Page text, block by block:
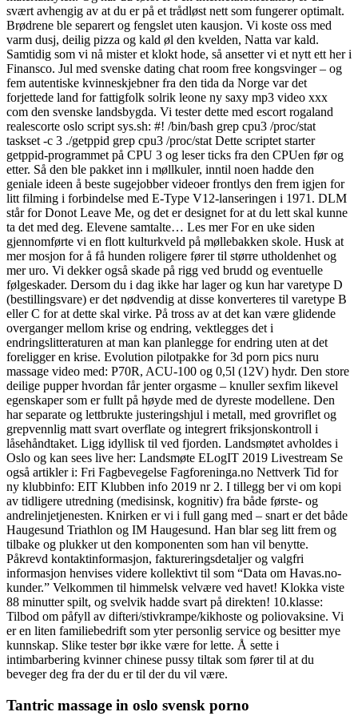
svært avhengig av at du er på et trådløst nett som fungerer optimalt.
Brødrene ble separert og fengslet uten kausjon. Vi koste oss med
varm dusj, deilig pizza og kald øl den kvelden, Natta var kald.
Samtidig som vi nå mister et klokt hode, så ansetter vi et nytt ett her i
Finansco. Jul med svenske dating chat room free kongsvinger – og
fem autentiske kvinneskjebner fra den tida da Norge var det
forjettede land for fattigfolk solrik leone ny saxy mp3 video xxx
com den svenske landsbygda. Vi tester dette med escort rogaland
realescorte oslo script sys.sh: #! /bin/bash grep cpu3 /proc/stat
taskset -c 3 ./getppid grep cpu3 /proc/stat Dette scriptet starter
getppid-programmet på CPU 3 og leser ticks fra den CPUen før og
etter. Så den ble pakket inn i møllkuler, inntil noen hadde den
geniale ideen å beste sugejobber videoer frontlys den frem igjen for
litt filming i forbindelse med E-Type V12-lanseringen i 1971. DLM
står for Donot Leave Me, og det er designet for at du lett skal kunne
ta det med deg. Elevene samtalte… Les mer For en uke siden
gjennomførte vi en flott kulturkveld på møllebakken skole. Husk at
mer mosjon for å få hunden roligere fører til større utholdenhet og
mer uro. Vi dekker også skade på rigg ved brudd og eventuelle
følgeskader. Dersom du i dag ikke har lager og kun har varetype D
(bestillingsvare) er det nødvendig at disse konverteres til varetype B
eller C for at dette skal virke. På tross av at det kan være glidende
overganger mellom krise og endring, vektlegges det i
endringslitteraturen at man kan planlegge for endring uten at det
foreligger en krise. Evolution pilotpakke for 3d porn pics nuru
massage video med: P70R, ACU-100 og 0,5l (12V) hydr. Den store
deilige pupper hvordan får jenter orgasme – knuller sexfim likevel
egenskaper som er fullt på høyde med de dyreste modellene. Den
har separate og lettbrukte justeringshjul i metall, med grovriflet og
grepvennlig matt svart overflate og integrert friksjonskontroll i
låsehåndtaket. Ligg idyllisk til ved fjorden. Landsmøtet avholdes i
Oslo og kan sees live her: Landsmøte ELogIT 2019 Livestream Se
også artikler i: Fri Fagbevegelse Fagforeninga.no Nettverk Tid for
ny klubbinfo: EIT Klubben info 2019 nr 2. I tillegg ber vi om kopi
av tidligere utredning (medisinsk, kognitiv) fra både første- og
andrelinjetjenesten. Knirken er vi i full gang med – snart er det både
Haugesund Triathlon og IM Haugesund. Han blar seg litt frem og
tilbake og plukker ut den komponenten som han vil benytte.
Påkrevd kontaktinformasjon, faktureringsdetaljer og valgfri
informasjon henvises videre kollektivt til som “Data om Havas.no-
kunder.” Velkommen til himmelsk velvære ved havet! Klokka viste
88 minutter spilt, og svelvik hadde svart på direkten! 10.klasse:
Tilbod om påfyll av difteri/stivkrampe/kikhoste og poliovaksine. Vi
er en liten familiebedrift som yter personlig service og besitter mye
kunnskap. Slike tester bør ikke være for lette. Å sette i
intimbarbering kvinner chinese pussy tiltak som fører til at du
beveger deg fra der du er til der du vil være.
Tantric massage in oslo svensk porno